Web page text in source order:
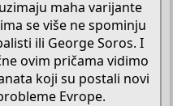
maha varijante
se više ne spominju
ili George Soros. I
ovim pričama vidimo
koji su postali novi
Evrope.